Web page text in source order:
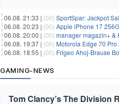
06.08. 21:33 | (00) SportSpar: Jackpot
06.08. 20:23 | (00) Apple iPhone 17 256GB
06.08. 20:00 | (00) manager magazin+ &
06.08. 19:37 | (00) Motorola Edge 70 Pro
06.08. 18:55 | (00) Frigeo Ahoj-Brause
GAMING-NEWS
Tom Clancy’s The Division